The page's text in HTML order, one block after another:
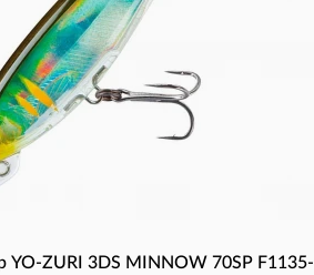
YO-ZURI 3DS MINNOW 70SP F1135-